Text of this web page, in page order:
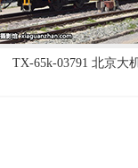
TX-65k-03791 北京大